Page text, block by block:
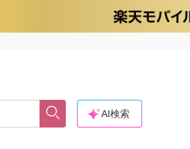
AI検索